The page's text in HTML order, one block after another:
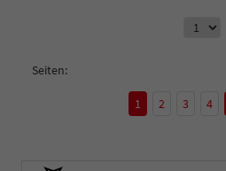
Seiten:
1 2 3 4